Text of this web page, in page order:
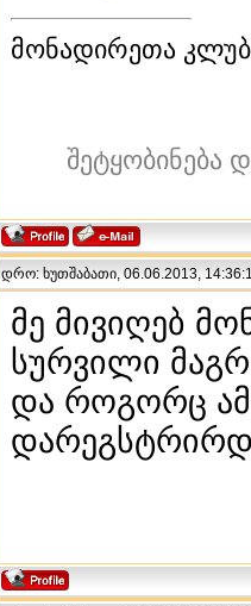
მონადირეთა
შეტყობინება
დრო: ხუთშაბათი, 06.06.2013,
მე მივიღებ
სურვილი
და როგორც